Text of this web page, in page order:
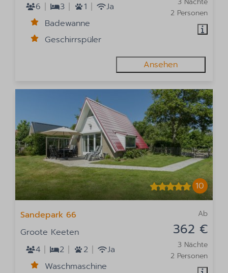
2 Personen
6 3 1
Ja
Badewanne
Geschirrspüler
Ansehen
10
Ab
362 €
3 Nächte
2 Personen
Sandepark 66
Groote Keeten
4
2 2
Ja
Waschmaschine